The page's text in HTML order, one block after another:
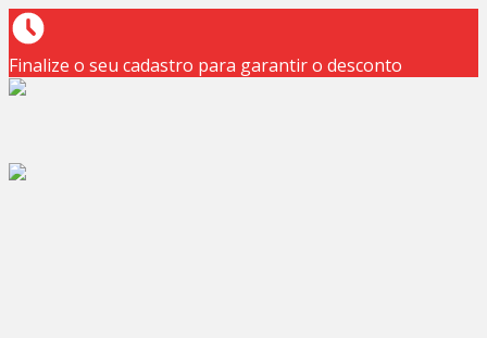
Finalize o seu cadastro para garantir o desconto